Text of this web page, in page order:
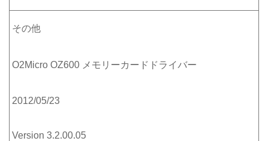
その他
O2Micro OZ600 メモリーカードドライバー
2012/05/23
Version 3.2.00.05